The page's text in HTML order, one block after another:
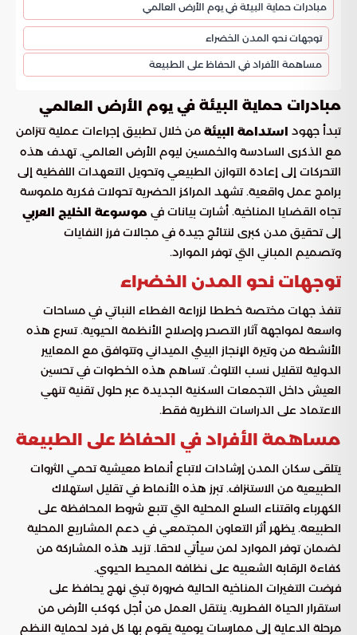
مبادرات حماية البيئة في يوم الأرض العالمي
توجهات نحو المدن الخضراء
مساهمة الأفراد في الحفاظ على الطبيعة
مبادرات حماية البيئة في يوم الأرض العالمي
تبدأ جهود استدامة البيئة من خلال تطبيق إجراءات عملية تتزامن
مع الذكرى السادسة والخمسين ليوم الأرض العالمي. تهدف هذه
التحركات إلى إعادة التوازن الطبيعي وتحويل التعهدات اللفظية إلى
برامج عمل واقعية. تشهد المراكز الحضرية تحولات فكرية ملموسة
تجاه القضايا المناخية. أشارت بيانات في موسوعة الخليج العربي
إلى تحقيق مدن كبرى لنتائج جيدة في مجالات فرز النفايات
وتصميم المباني التي توفر الموارد.
توجهات نحو المدن الخضراء
تنفذ جهات مختصة خططا لزراعة الغطاء النباتي في مساحات
واسعة لمواجهة آثار التصحر وإصلاح الأنظمة الحيوية. تسرع هذه
الأنشطة من وتيرة الإنجاز البيئي الميداني وتتوافق مع المعايير
الدولية لتقليل نسب التلوث. تساهم هذه الخطوات في تحسين
العيش داخل التجمعات السكنية الجديدة عبر حلول تقنية تنهي
الاعتماد على الدراسات النظرية فقط.
مساهمة الأفراد في الحفاظ على الطبيعة
يتلقى سكان المدن إرشادات لاتباع أنماط معيشية تحمي الثروات
الطبيعية من الاستنزاف. تبرز هذه الأنماط في تقليل استهلاك
الكهرباء واقتناء السلع المحلية التي تتبع شروط المحافظة على
الطبيعة. يظهر أثر التعاون المجتمعي في دعم المشاريع المحلية
لضمان توفر الموارد لمن سيأتي لاحقا. تزيد هذه المشاركة من
كفاءة الرقابة الشعبية على نظافة المحيط الحيوي.
فرضت التغيرات المناخية الحالية ضرورة تبني نهج يحافظ على
استقرار الحياة الفطرية. ينتقل العمل من أجل كوكب الأرض من
مرحلة الدعاية إلى ممارسات يومية يقوم بها كل فرد لحماية النظم